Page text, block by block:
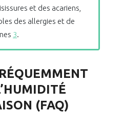
et des acariens,
des allergies et de
3.
(FAQ)